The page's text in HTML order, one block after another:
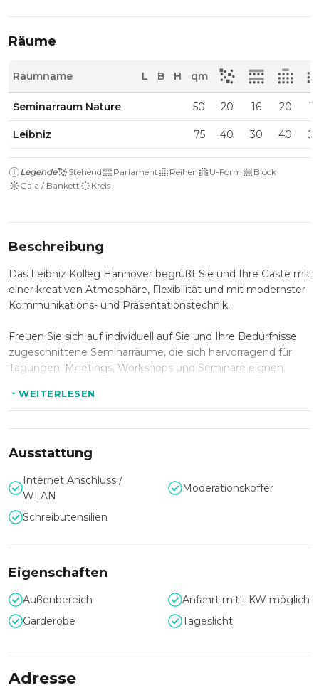
Räume
Raumname L B H qm
Seminarraum Nature 50 20 16 20
Leibniz 75 40 30 40
Legende Stehend Parlament Reihen U-Form
Block
Gala / Bankett
Kreis
Beschreibung
Das Leibniz Kolleg Hannover begrüßt Sie und Ihre Gäste mit
einer kreativen Atmosphäre, Flexibilität und mit modernster
Kommunikations- und Präsentationstechnik.
Freuen Sie sich auf individuell auf Sie und Ihre Bedürfnisse
zugeschnittene Seminarräume, die sich hervorragend für
Tagungen, Meetings, Workshops und Seminare eignen.
Durch die zentrale und verkehrsgünstige Lage kann eine
komfortable Anreise mit allen öffentlichen Verkehrsmitteln
und dem PKW erfolgen.
WEITERLESEN
Ausstattung
Internet Anschluss /
WLAN
Moderationskoffer
Schreibutensilien
Eigenschaften
Außenbereich
Anfahrt mit LKW möglich
Garderobe
Tageslicht
Adresse